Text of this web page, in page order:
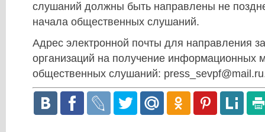
слушаний должны быть направлены не
начала общественных слушаний.
Адрес электронной почты для направления
организаций на получение информационных
общественных слушаний: press_sevpf@mail.ru